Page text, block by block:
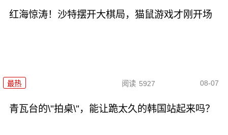
红海惊涛！沙特摆开大棋局，猫鼠游戏才刚开场
最热 阅读 5927 08-07
青瓦台的\"拍桌\"，能让跪太久的韩国站起来吗？